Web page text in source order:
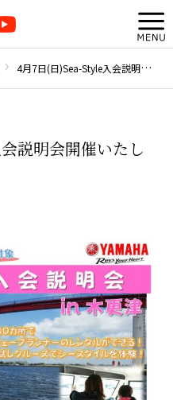
4月7日(日)Sea-Style入会説明会開催いたします
説明会開催いたし